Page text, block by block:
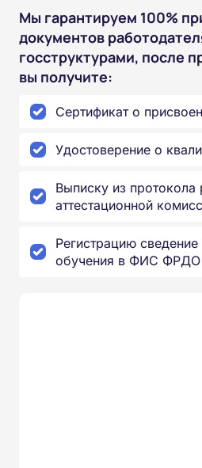
Мы гарантируем 100%
документов
госструктурами, после
вы получите:
Сертификат о
Удостоверение о
Выписку из протокола
аттестационной
Регистрацию
обучения в ФИС ФРДО